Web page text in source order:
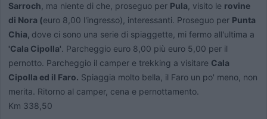
Sarroch , ma niente di che, proseguo per Pula , visito le rovine
di Nora (euro 8,00 l'ingresso), interessanti. Proseguo per Punta
Chia, dove ci sono una serie di spiaggette, mi fermo all'ultima a
'Cala Cipolla'. Parcheggio euro 8,00 più euro 5,00 per il
pernotto. Parcheggio il camper e trekking a visitare Cala
Cipolla ed il Faro. Spiaggia molto bella, il Faro un po' meno, non
merita. Ritorno al camper, cena e pernottamento.
Km 338,50